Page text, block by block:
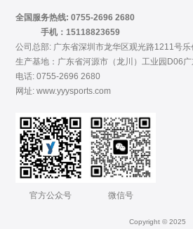
全国服务热线: 0755-2696 2680
手机：15118823659
公司总部: 广东省深圳市龙华区观光路1211号
生产基地：广东省河源市（龙川）工业园D06
电话: 0755-2696 2680
网址: www.yyysports.com
官方公众号 微信号
Copyright © 2025